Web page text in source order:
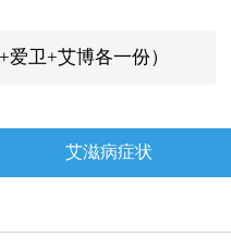
卫+艾博各一份）
艾滋病症状